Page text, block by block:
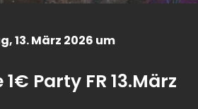
, 13. März 2026 um
Party FR 13.März